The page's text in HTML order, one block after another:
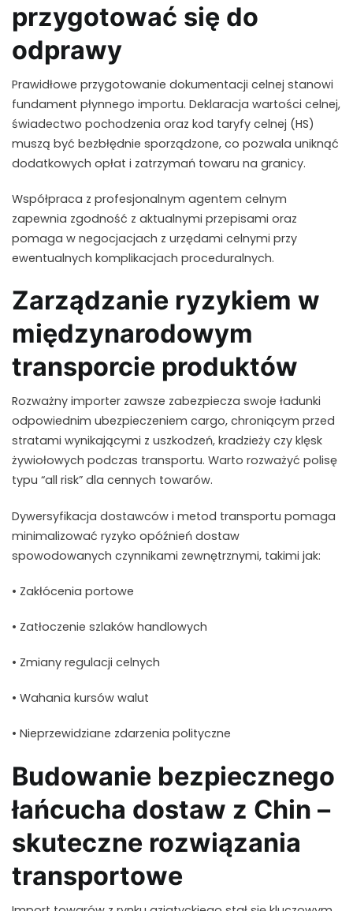
przygotować się do
odprawy
Prawidłowe przygotowanie dokumentacji celnej stanowi
fundament płynnego importu. Deklaracja wartości celnej,
świadectwo pochodzenia oraz kod taryfy celnej (HS)
muszą być bezbłędnie sporządzone, co pozwala uniknąć
dodatkowych opłat i zatrzymań towaru na granicy.
Współpraca z profesjonalnym agentem celnym
zapewnia zgodność z aktualnymi przepisami oraz
pomaga w negocjacjach z urzędami celnymi przy
ewentualnych komplikacjach proceduralnych.
Zarządzanie ryzykiem w
międzynarodowym
transporcie produktów
Rozważny importer zawsze zabezpiecza swoje ładunki
odpowiednim ubezpieczeniem cargo, chroniącym przed
stratami wynikającymi z uszkodzeń, kradzieży czy klęsk
żywiołowych podczas transportu. Warto rozważyć polisę
typu “all risk” dla cennych towarów.
Dywersyfikacja dostawców i metod transportu pomaga
minimalizować ryzyko opóźnień dostaw
spowodowanych czynnikami zewnętrznymi, takimi jak:
• Zakłócenia portowe
• Zatłoczenie szlaków handlowych
• Zmiany regulacji celnych
• Wahania kursów walut
• Nieprzewidziane zdarzenia polityczne
Budowanie bezpiecznego
łańcucha dostaw z Chin –
skuteczne rozwiązania
transportowe